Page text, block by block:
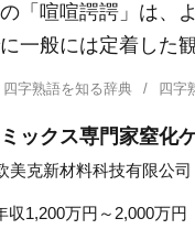
「喧喧諤諤」は、
一般には定着した
四字熟語を知る辞典 四字
ックス専門家窒化
美克新材料科技有限公司
収1,200万円～2,000万円